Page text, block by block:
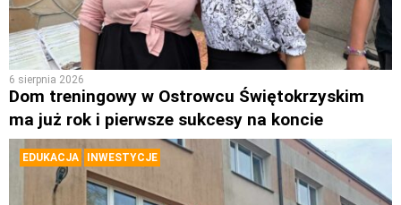
6 sierpnia 2026
Dom treningowy w Ostrowcu Świętokrzyskim
ma już rok i pierwsze sukcesy na koncie
EDUKACJA INWESTYCJE